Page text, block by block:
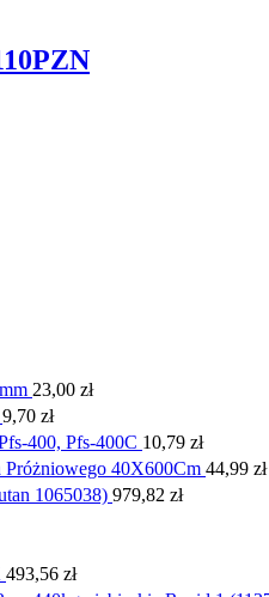
23,00 zł
9,70 zł
400, Pfs-400C 10,79 zł
40X600Cm 44,99 zł
1065038) 979,82 zł
493,56 zł